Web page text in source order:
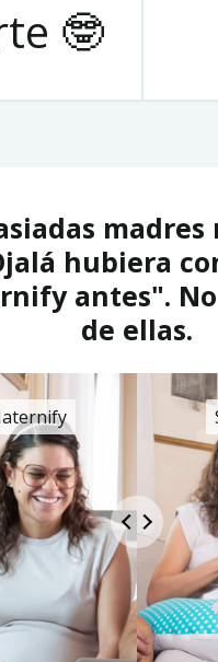
🤓
madres
hubiera
antes".
de ellas.